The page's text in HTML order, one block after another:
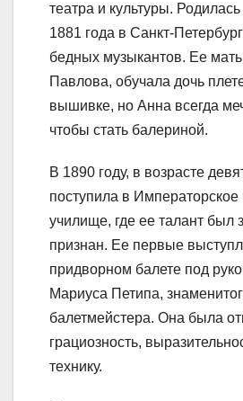
театра и культуры.
1881 года в Санкт-
бедных музыкантов. Ее
Павлова, обучала дочь
вышивке, но Анна всегда
чтобы стать балериной.
В 1890 году, в возрасте
поступила в Императорское
училище, где ее талант был
признан. Ее первые
придворном балете под
Мариуса Петипа,
балетмейстера. Она была
грациозность,
технику.